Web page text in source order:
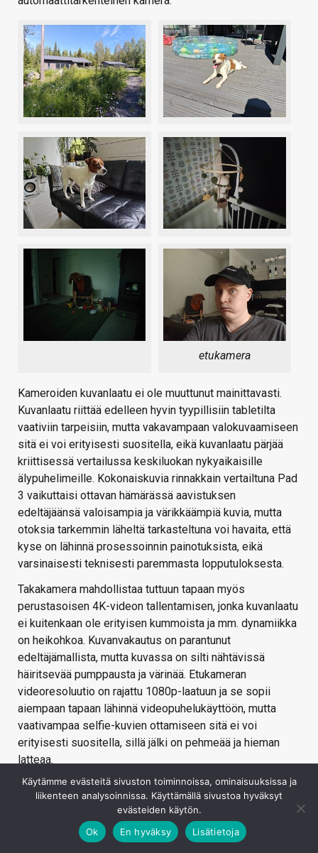
etukamera
Kameroiden kuvanlaatu ei ole muuttunut mainittavasti.
Kuvanlaatu riittää edelleen hyvin tyypillisiin tabletilta
vaativiin tarpeisiin, mutta vakavampaan valokuvaamiseen
sitä ei voi erityisesti suositella, eikä kuvanlaatu pärjää
kriittisessä vertailussa keskiluokan nykyaikaisille
älypuhelimeille. Kokonaiskuvia rinnakkain vertailtuna Pad
3 vaikuttaisi ottavan hämärässä aavistuksen
edeltäjäänsä valoisampia ja värikkäämpiä kuvia, mutta
otoksia tarkemmin läheltä tarkasteltuna voi havaita, että
kyse on lähinnä prosessoinnin painotuksista, eikä
varsinaisesti teknisesti paremmasta lopputuloksesta.
Takakamera mahdollistaa tuttuun tapaan myös
perustasoisen 4K-videon tallentamisen, jonka kuvanlaatu
ei kuitenkaan ole erityisen kummoista ja mm. dynamiikka
on heikohkoa. Kuvanvakautus on parantunut
edeltäjämallista, mutta kuvassa on silti nähtävissä
häiritsevää pumppausta ja värinää. Etukameran
videoresoluutio on rajattu 1080p-laatuun ja se sopii
aiempaan tapaan lähinnä videopuhelukäyttöön, mutta
vaativampaa selfie-kuvien ottamiseen sitä ei voi
erityisesti suositella, sillä jälki on pehmeää ja hieman
latteaa.
Yhteenveto
Käytämme evästeitä sivuston toiminnoissa, ominaisuuksissa ja
liikenteen analysoinnissa. Käyttämällä sivustoa hyväksyt
evästeiden käytön.
Ok
En hyväksy Lisätietoja